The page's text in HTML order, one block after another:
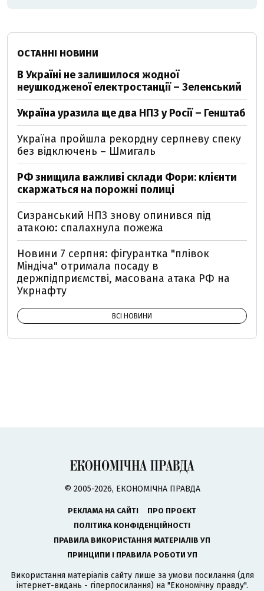
ОСТАННІ НОВИНИ
В Україні не залишилося жодної
неушкодженої електростанції – Зеленський
Україна уразила ще два НПЗ у Росії – Генштаб
Україна пройшла рекордну серпневу спеку
без відключень – Шмигаль
РФ знищила важливі склади Фори: клієнти
скаржаться на порожні полиці
Сизранський НПЗ знову опинився під
атакою: спалахнула пожежа
Новини 7 серпня: фігурантка "плівок
Міндіча" отримала посаду в
держпідприємстві, масована атака РФ на
Укрнафту
ВСІ НОВИНИ
© 2005-2026, ЕКОНОМІЧНА ПРАВДА
РЕКЛАМА НА САЙТІ
ПРО ПРОЄКТ
ПОЛІТИКА КОНФІДЕНЦІЙНОСТІ
ПРАВИЛА ВИКОРИСТАННЯ МАТЕРІАЛІВ УП
ПРИНЦИПИ І ПРАВИЛА РОБОТИ УП
Використання матеріалів сайту лише за умови посилання (для
інтернет-видань - гіперпосилання) на "Економічну правду".